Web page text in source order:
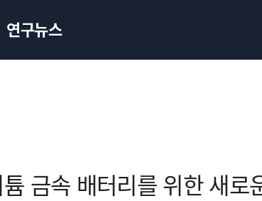
연구뉴스
금속 배터리를 위한 새로